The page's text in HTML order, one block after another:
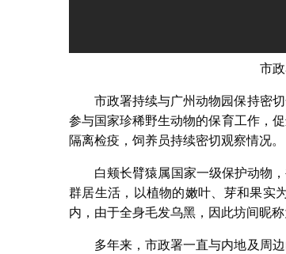
市
市政署持续与广州动物园保持密
参与国家珍稀野生动物的保育工作，
隔离检疫，饲养员持续密切观察情况。
白颊长臂猿属国家一级保护动物
群居生活，以植物的嫩叶、芽和果实
内，由于全身毛发乌黑，因此坊间昵称
多年来，市政署一直与内地及周